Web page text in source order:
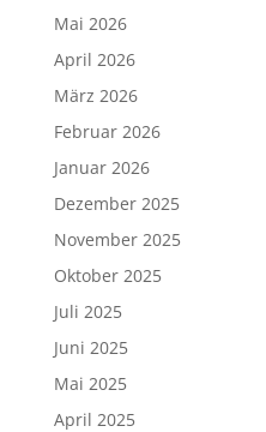
Mai 2026
April 2026
März 2026
Februar 2026
Januar 2026
Dezember 2025
November 2025
Oktober 2025
Juli 2025
Juni 2025
Mai 2025
April 2025